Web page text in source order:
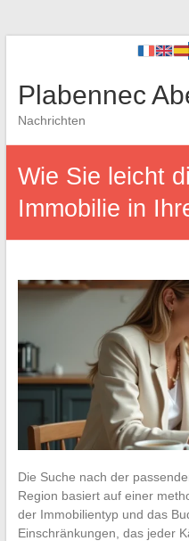
Plabennec
Nachrichten
Wie Sie leicht
Immobilie in
Die Suche nach der
Region basiert auf einer
der Immobilientyp und das
Einschränkungen, das jeder